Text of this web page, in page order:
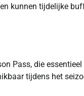
kunnen tijdelijke
Pass, die
tijdens het